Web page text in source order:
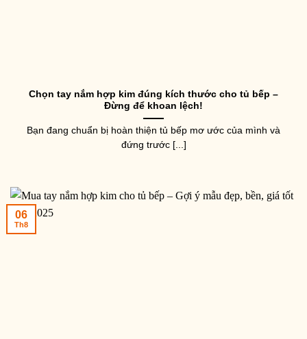
Chọn tay nắm hợp kim đúng kích thước cho tủ bếp –
Đừng để khoan lệch!
Bạn đang chuẩn bị hoàn thiện tủ bếp mơ ước của mình và
đứng trước [...]
06
Th8